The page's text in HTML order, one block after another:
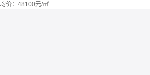
均价： 48100元/㎡